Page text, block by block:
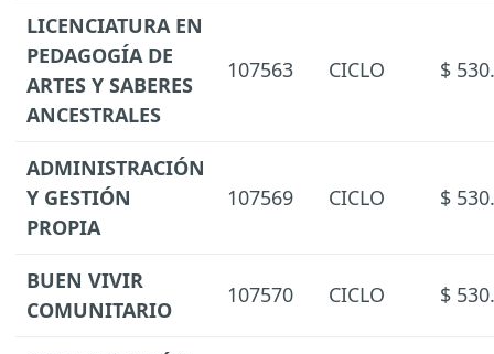
LICENCIATURA EN
PEDAGOGÍA DE
ARTES Y SABERES
ANCESTRALES
107563 CICLO $
ADMINISTRACIÓN
Y GESTIÓN
PROPIA
107569 CICLO $
BUEN VIVIR
COMUNITARIO
107570 CICLO $